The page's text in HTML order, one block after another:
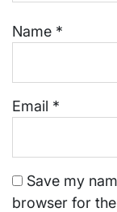
Name *
Email *
Save my
browser for